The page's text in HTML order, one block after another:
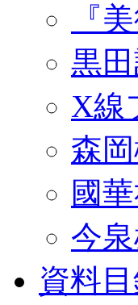
『
黒
X線
森
國
今
資料